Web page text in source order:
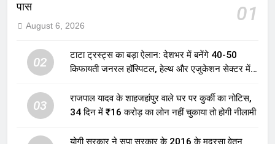
पास
01
August 6, 2026
02
टाटा ट्रस्ट्स का बड़ा ऐलान: देशभर में बनेंगे 40-50
किफायती जनरल हॉस्पिटल, हेल्थ और एजुकेशन सेक्टर में
03
राजपाल यादव के शाहजहांपुर वाले घर पर कुर्की का नोटिस,
34 दिन में ₹16 करोड़ का लोन नहीं चुकाया तो होगी नीलामी
योगी सरकार ने सपा सरकार के 2016 के मदरसा वेतन